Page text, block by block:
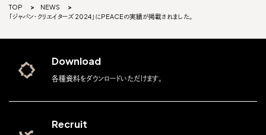
TOP
NEWS
「ジャパン・クリエイターズ 2024」にPEACEの実績が掲載されました。
Download
各種資料をダウンロードいただけます。
Recruit